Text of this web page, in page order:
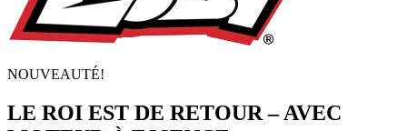
NOUVEAUTÉ!
LE ROI EST DE RETOUR – AVEC